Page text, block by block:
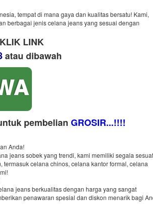
tempat di mana gaya dan kualitas bersatu! Kami,
berbagai jenis celana jeans yang sesuai dengan
LINK
​ atau dibawah
pembelian GROSIR...!!!!
Anda!
jeans sobek yang trendi, kami memiliki segala
celana chinos, celana kantor formal, celana
jeans berkualitas dengan harga yang sangat
penawaran spesial dan diskon menarik bagi